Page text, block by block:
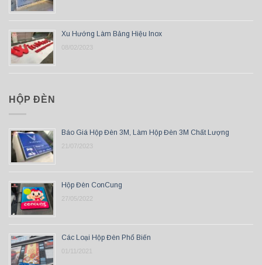
Xu Hướng Làm Bảng Hiệu Inox
08/02/2023
HỘP ĐÈN
Báo Giá Hộp Đèn 3M, Làm Hộp Đèn 3M Chất Lượng
21/07/2023
Hộp Đèn ConCung
27/05/2022
Các Loại Hộp Đèn Phổ Biến
01/11/2021